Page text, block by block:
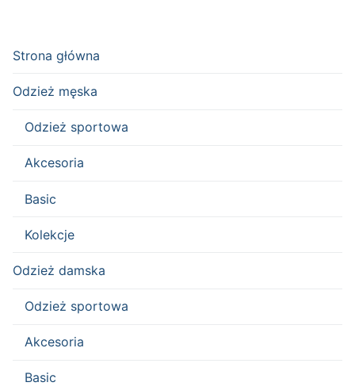
Strona główna
Odzież męska
Odzież sportowa
Akcesoria
Basic
Kolekcje
Odzież damska
Odzież sportowa
Akcesoria
Basic